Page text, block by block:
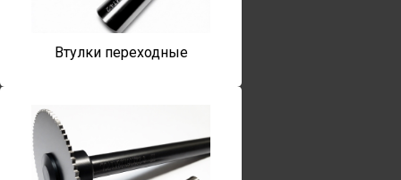
Втулки переходные